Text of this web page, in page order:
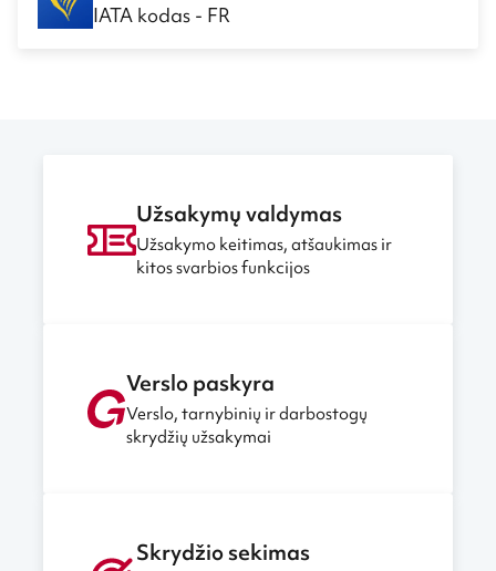
IATA kodas - FR
Užsakymų valdymas
Užsakymo keitimas, atšaukimas ir
kitos svarbios funkcijos
Verslo paskyra
Verslo, tarnybinių ir darbostogų
skrydžių užsakymai
Skrydžio sekimas